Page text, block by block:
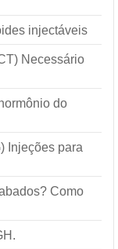
injectáveis
Necessário
do
Injeções para
Como